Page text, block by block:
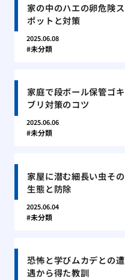
家の中のハエの卵危険ス
ポットと対策
2025.06.08
未分類
家庭で段ボール保管ゴキ
ブリ対策のコツ
2025.06.06
未分類
家屋に潜む細長い虫その
生態と防除
2025.06.04
未分類
恐怖と学びムカデとの遭
遇から得た教訓